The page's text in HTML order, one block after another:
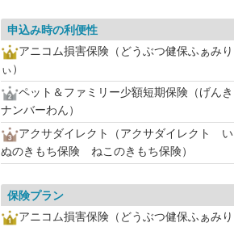
申込み時の利便性
アニコム損害保険（どうぶつ健保ふぁみり
ぃ）
ペット＆ファミリー少額短期保険（げんき
ナンバーわん）
アクサダイレクト（アクサダイレクト い
ぬのきもち保険 ねこのきもち保険）
保険プラン
アニコム損害保険（どうぶつ健保ふぁみり